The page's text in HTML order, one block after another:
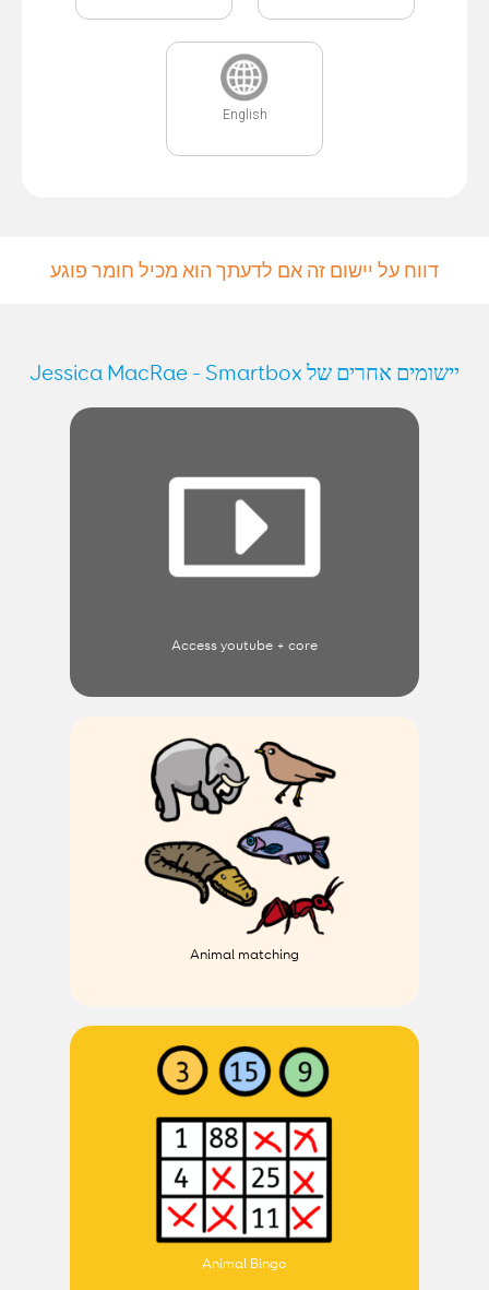
English
דווח על יישום זה אם לדעתך הוא מכיל חומר פוגע
יישומים אחרים של Jessica MacRae - Smartbox
Access youtube + core
Animal matching
Animal Bingo